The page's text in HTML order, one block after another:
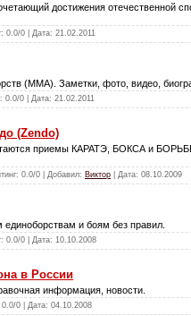
достижения отечественной
0.0/0 | Дата: 21.02.2011
(MMA). Заметки, фото, видео,
0.0/0 | Дата: 21.02.2011
(Zendo)
приемы КАРАТЭ, БОКСА и
0.0/0 | Добавил: Виктор | Дата: 08.10.2009
и боям без правил.
0.0/0 | Дата: 10.10.2008
в России
информация, новости.
0.0/0 | Дата: 04.10.2008